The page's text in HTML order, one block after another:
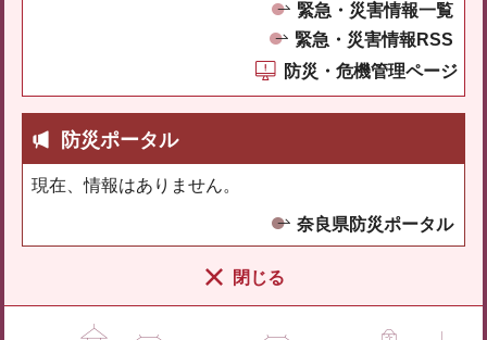
緊急・災害情報一覧
緊急・災害情報RSS
防災・危機管理ページ
防災ポータル
現在、情報はありません。
奈良県防災ポータル
閉じる